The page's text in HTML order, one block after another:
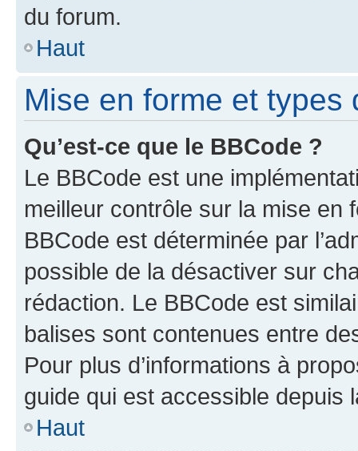
du forum.
Haut
Mise en forme et types
Qu’est-ce que le BBCode ?
Le BBCode est une
meilleur contrôle sur la mise en
BBCode est déterminée par
possible de la désactiver sur
rédaction. Le BBCode est
balises sont contenues entre
Pour plus d’informations à
guide qui est accessible depuis
Haut